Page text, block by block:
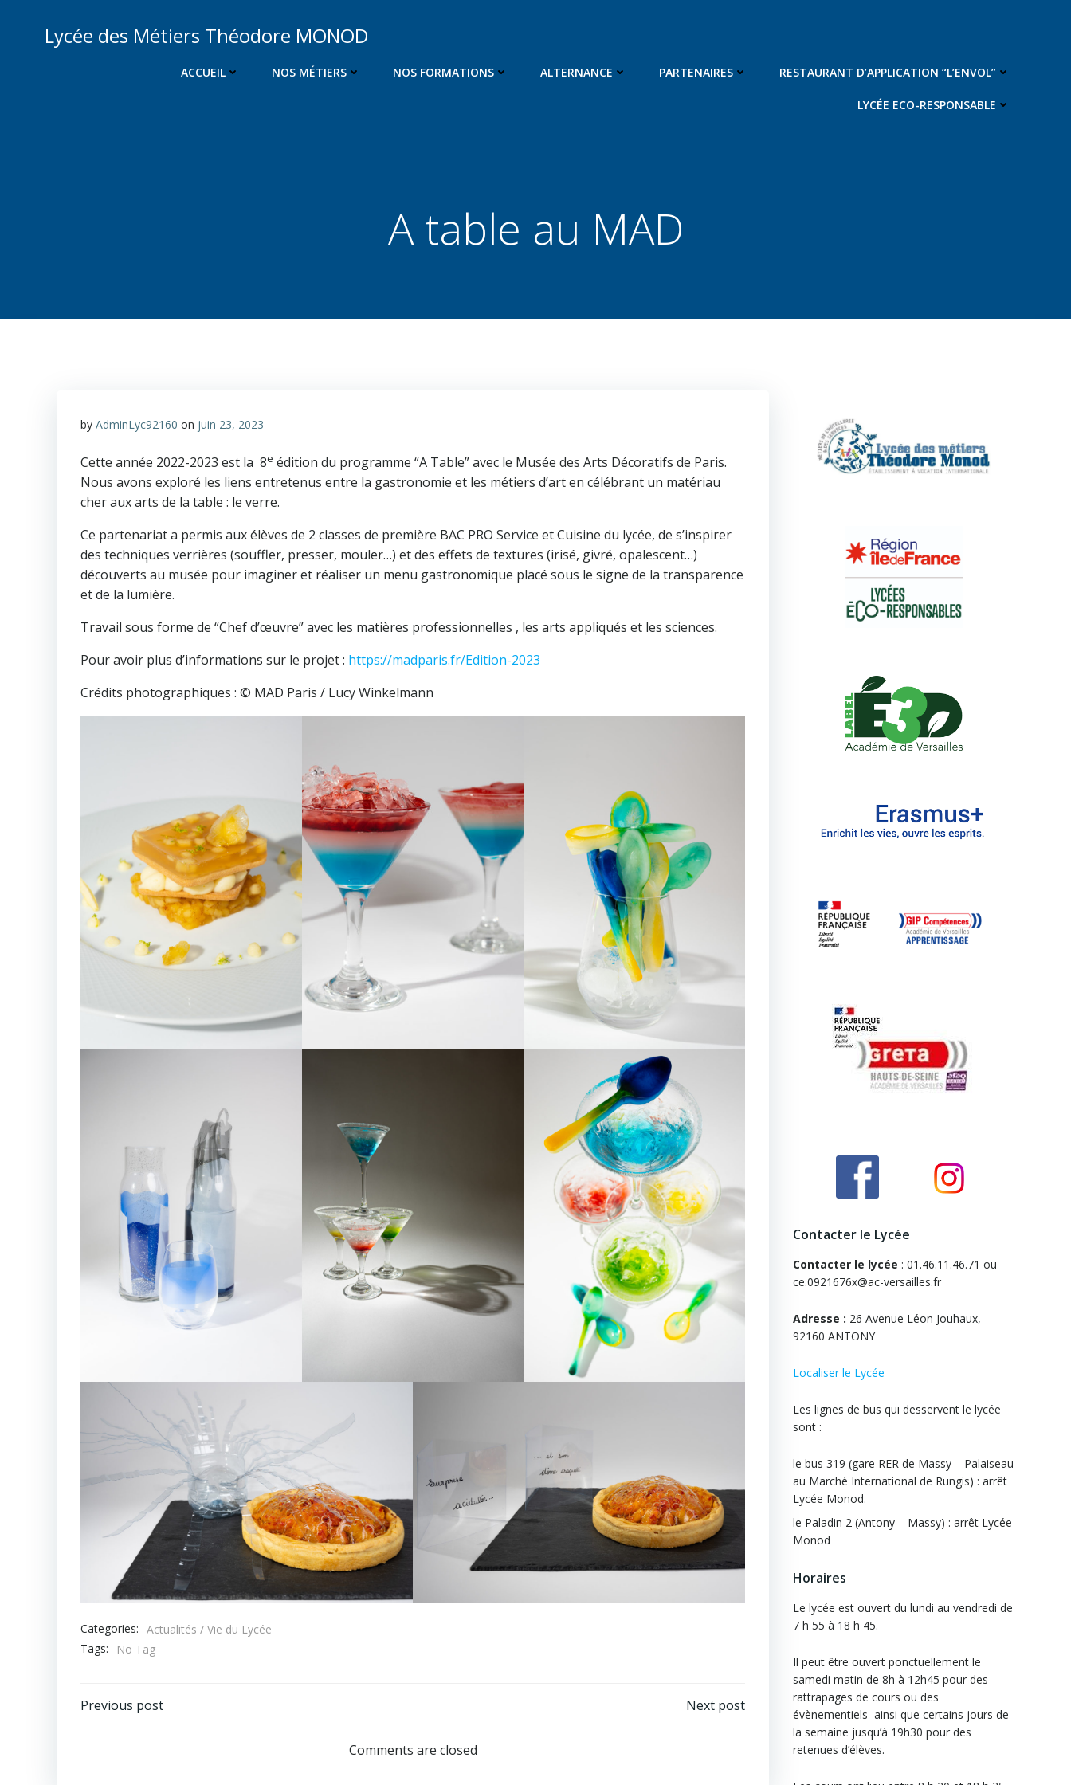
contenuLycée des Métiers Théodore MONOD
ACCUEIL NOS MÉTIERS NOS FORMATIONS ALTERNANCE PARTENAIRES RESTAURANT D’APPLICATION “L’ENVOL”
LYCÉE ECO-RESPONSABLE
A table au MAD
by AdminLyc92160 on juin 23, 2023
Cette année 2022-2023 est la 8e édition du programme “A Table” avec le Musée des Arts Décoratifs de Paris.
Nous avons exploré les liens entretenus entre la gastronomie et les métiers d’art en célébrant un matériau
cher aux arts de la table : le verre.
Ce partenariat a permis aux élèves de 2 classes de première BAC PRO Service et Cuisine du lycée, de s’inspirer
des techniques verrières (souffler, presser, mouler…) et des effets de textures (irisé, givré, opalescent…)
découverts au musée pour imaginer et réaliser un menu gastronomique placé sous le signe de la transparence
et de la lumière.
Travail sous forme de “Chef d’œuvre” avec les matières professionnelles , les arts appliqués et les sciences.
Pour avoir plus d’informations sur le projet : https://madparis.fr/Edition-2023
Crédits photographiques : © MAD Paris / Lucy Winkelmann
Categories: Actualités / Vie du Lycée
Tags:
No Tag
Navigation
Previous post
de
Next post
Comments are closed
Contacter le Lycée
Contacter le lycée : 01.46.11.46.71 ou
ce.0921676x@ac-versailles.fr
Adresse : 26 Avenue Léon Jouhaux,
92160 ANTONY
Localiser le Lycée
Les lignes de bus qui desservent le lycée
sont :
le bus 319 (gare RER de Massy – Palaiseau
au Marché International de Rungis) : arrêt
Lycée Monod.
le Paladin 2 (Antony – Massy) : arrêt Lycée
Monod
Horaires
Le lycée est ouvert du lundi au vendredi de
7 h 55 à 18 h 45.
Il peut être ouvert ponctuellement le
samedi matin de 8h à 12h45 pour des
rattrapages de cours ou des
évènementiels ainsi que certains jours de
la semaine jusqu’à 19h30 pour des
retenues d’élèves.